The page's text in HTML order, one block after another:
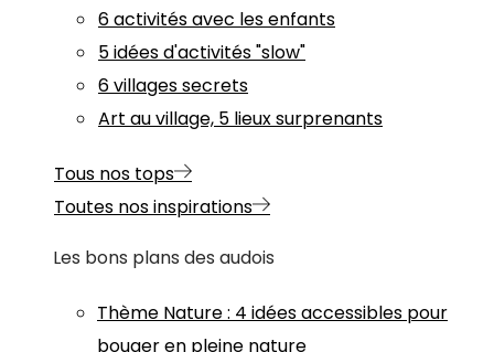
6 activités avec les enfants
5 idées d'activités "slow"
6 villages secrets
Art au village, 5 lieux surprenants
Tous nos tops
Toutes nos inspirations
Les bons plans des audois
Thème Nature: 4 idées accessibles pour
bouger en pleine nature